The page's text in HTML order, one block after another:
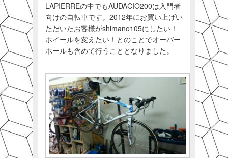
LAPIERREの中でもAUDACIO200は入門者
向けの自転車です。2012年にお買い上げい
ただいたお客様がshimano105にしたい！
ホイールを変えたい！とのことでオーバー
ホールも含めて行うこととなりました。